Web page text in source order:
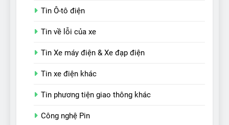
Tin Ô-tô điện
Tin về lỗi của xe
Tin Xe máy điện & Xe đạp điện
Tin xe điện khác
Tin phương tiện giao thông khác
Công nghệ Pin